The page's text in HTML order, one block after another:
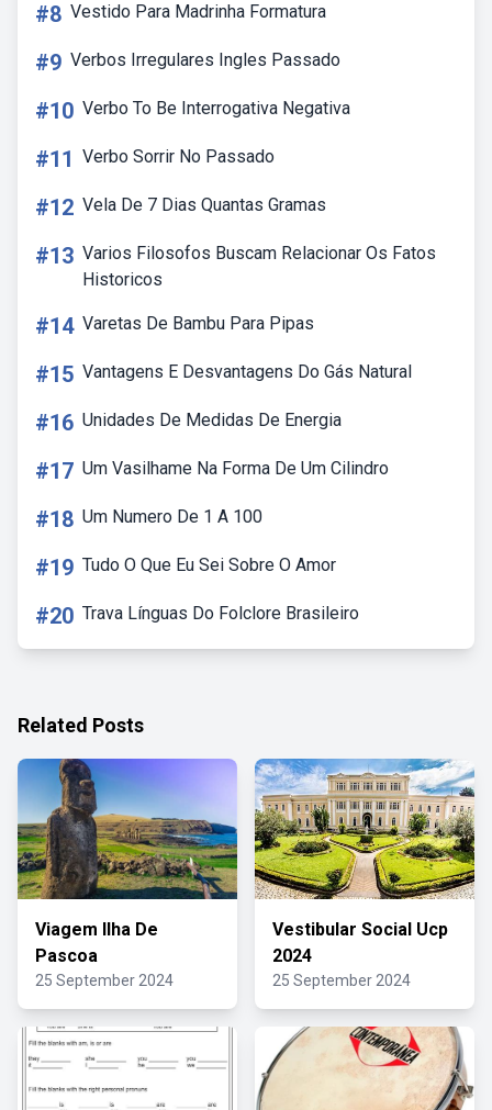
#8 Vestido Para Madrinha Formatura
#9 Verbos Irregulares Ingles Passado
#10 Verbo To Be Interrogativa Negativa
#11 Verbo Sorrir No Passado
#12 Vela De 7 Dias Quantas Gramas
#13 Varios Filosofos Buscam Relacionar Os Fatos
Historicos
#14 Varetas De Bambu Para Pipas
#15 Vantagens E Desvantagens Do Gás Natural
#16 Unidades De Medidas De Energia
#17 Um Vasilhame Na Forma De Um Cilindro
#18 Um Numero De 1 A 100
#19 Tudo O Que Eu Sei Sobre O Amor
#20 Trava Línguas Do Folclore Brasileiro
Related Posts
Viagem Ilha De
Pascoa
25 September 2024
Vestibular Social Ucp
2024
25 September 2024